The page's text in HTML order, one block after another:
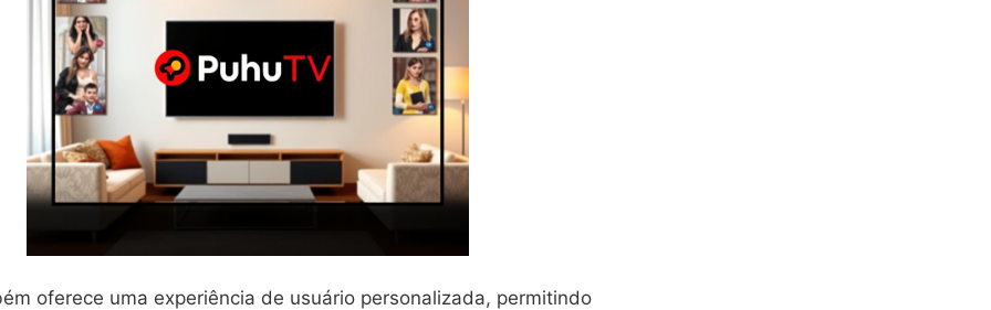
oferece uma experiência de usuário personalizada, permitindo